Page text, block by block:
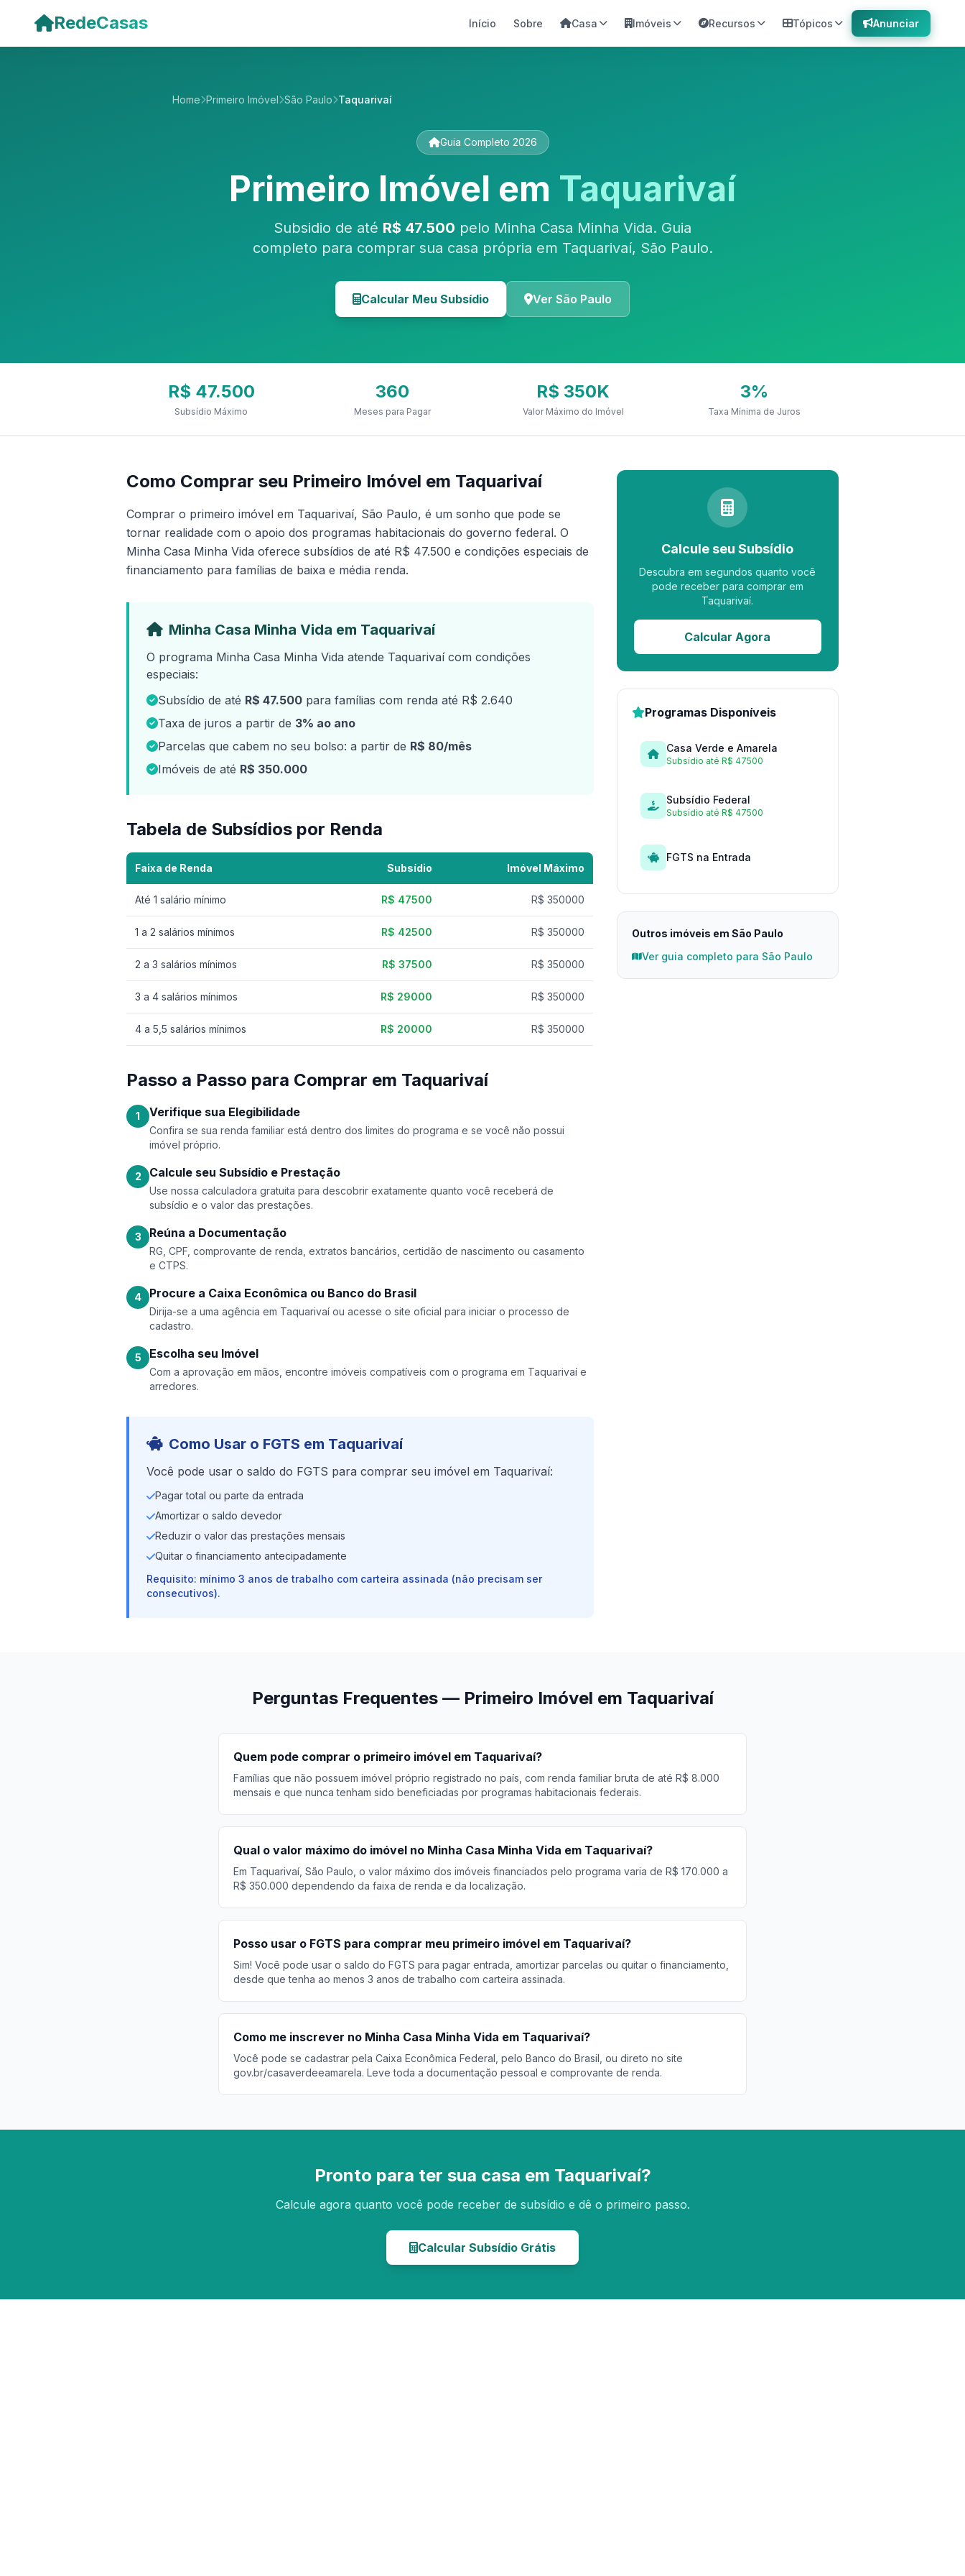
RedeCasas Início Sobre Casa Imóveis Recursos Tópicos Anunciar
Home Primeiro Imóvel São Paulo Taquarivaí
Guia Completo 2026
Primeiro Imóvel em Taquarivaí
Subsidio de até R$ 47.500 pelo Minha Casa Minha Vida. Guia
completo para comprar sua casa própria em Taquarivaí, São Paulo.
Calcular Meu Subsídio Ver São Paulo
R$ 47.500
Subsídio Máximo
360
Meses para Pagar
R$ 350K
Valor Máximo do Imóvel
3%
Taxa Mínima de Juros
Como Comprar seu Primeiro Imóvel em Taquarivaí
Comprar o primeiro imóvel em Taquarivaí, São Paulo, é um sonho que pode se
tornar realidade com o apoio dos programas habitacionais do governo federal. O
Minha Casa Minha Vida oferece subsídios de até R$ 47.500 e condições especiais de
financiamento para famílias de baixa e média renda.
Minha Casa Minha Vida em Taquarivaí
O programa Minha Casa Minha Vida atende Taquarivaí com condições
especiais:
Subsídio de até R$ 47.500 para famílias com renda até R$ 2.640
Taxa de juros a partir de 3% ao ano
Parcelas que cabem no seu bolso: a partir de R$ 80/mês
Imóveis de até R$ 350.000
Tabela de Subsídios por Renda
Faixa de Renda Subsídio Imóvel Máximo
Até 1 salário mínimo R$ 47500 R$ 350000
1 a 2 salários mínimos R$ 42500 R$ 350000
2 a 3 salários mínimos R$ 37500 R$ 350000
3 a 4 salários mínimos R$ 29000 R$ 350000
4 a 5,5 salários mínimos R$ 20000 R$ 350000
Passo a Passo para Comprar em Taquarivaí
1 Verifique sua Elegibilidade
Confira se sua renda familiar está dentro dos limites do programa e se você não possui
imóvel próprio.
2 Calcule seu Subsídio e Prestação
Use nossa calculadora gratuita para descobrir exatamente quanto você receberá de
subsídio e o valor das prestações.
3 Reúna a Documentação
RG, CPF, comprovante de renda, extratos bancários, certidão de nascimento ou casamento
e CTPS.
4 Procure a Caixa Econômica ou Banco do Brasil
Dirija-se a uma agência em Taquarivaí ou acesse o site oficial para iniciar o processo de
cadastro.
5 Escolha seu Imóvel
Com a aprovação em mãos, encontre imóveis compatíveis com o programa em Taquarivaí e
arredores.
Como Usar o FGTS em Taquarivaí
Você pode usar o saldo do FGTS para comprar seu imóvel em Taquarivaí:
Pagar total ou parte da entrada
Amortizar o saldo devedor
Reduzir o valor das prestações mensais
Quitar o financiamento antecipadamente
Requisito: mínimo 3 anos de trabalho com carteira assinada (não precisam ser
consecutivos).
Calcule seu Subsídio
Descubra em segundos quanto você
pode receber para comprar em
Taquarivaí.
Calcular Agora
Programas Disponíveis
Casa Verde e Amarela
Subsídio até R$ 47500
Subsídio Federal
Subsídio até R$ 47500
FGTS na Entrada
Outros imóveis em São Paulo
Ver guia completo para São Paulo
Perguntas Frequentes — Primeiro Imóvel em Taquarivaí
Quem pode comprar o primeiro imóvel em Taquarivaí?
Famílias que não possuem imóvel próprio registrado no país, com renda familiar bruta de até R$ 8.000
mensais e que nunca tenham sido beneficiadas por programas habitacionais federais.
Qual o valor máximo do imóvel no Minha Casa Minha Vida em Taquarivaí?
Em Taquarivaí, São Paulo, o valor máximo dos imóveis financiados pelo programa varia de R$ 170.000 a
R$ 350.000 dependendo da faixa de renda e da localização.
Posso usar o FGTS para comprar meu primeiro imóvel em Taquarivaí?
Sim! Você pode usar o saldo do FGTS para pagar entrada, amortizar parcelas ou quitar o financiamento,
desde que tenha ao menos 3 anos de trabalho com carteira assinada.
Como me inscrever no Minha Casa Minha Vida em Taquarivaí?
Você pode se cadastrar pela Caixa Econômica Federal, pelo Banco do Brasil, ou direto no site
gov.br/casaverdeeamarela. Leve toda a documentação pessoal e comprovante de renda.
Pronto para ter sua casa em Taquarivaí?
Calcule agora quanto você pode receber de subsídio e dê o primeiro passo.
Calcular Subsídio Grátis